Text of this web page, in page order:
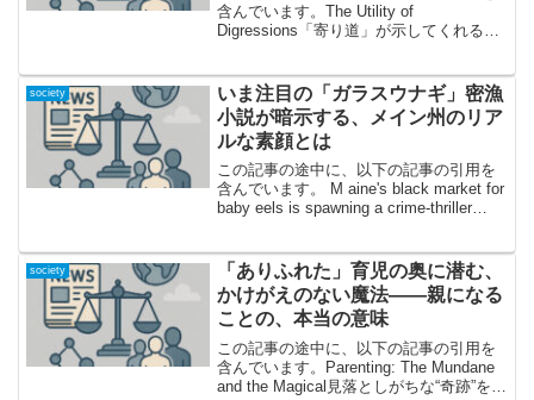
含んでいます。The Utility of
Digressions「寄り道」が示してくれる思
Utility of Digre...
society
いま注目の「ガラスウナギ」密漁
小説が暗示する、メイン州のリア
ルな素顔とは
この記事の途中に、以下の記事の引用を
含んでいます。 M aine's black market for
baby eels is spawning a crime-thriller
society
「ありふれた」育児の奥に潜む、
かけがえのない魔法――親になる
ことの、本当の意味
この記事の途中に、以下の記事の引用を
含んでいます。Parenting: The Mundane
and the Magical見落としがちな“奇跡”を語